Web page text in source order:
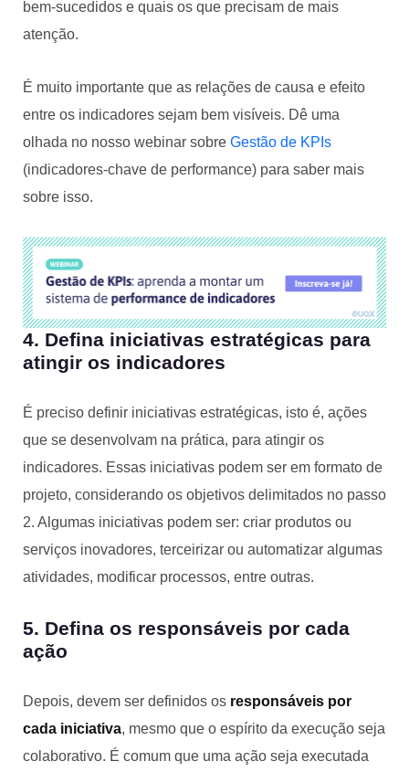
bem-sucedidos e quais os que precisam de mais
atenção.
É muito importante que as relações de causa e efeito
entre os indicadores sejam bem visíveis. Dê uma
olhada no nosso webinar sobre Gestão de KPIs
(indicadores-chave de performance) para saber mais
sobre isso.
4. Defina iniciativas estratégicas para
atingir os indicadores
É preciso definir iniciativas estratégicas, isto é, ações
que se desenvolvam na prática, para atingir os
indicadores. Essas iniciativas podem ser em formato de
projeto, considerando os objetivos delimitados no passo
2. Algumas iniciativas podem ser: criar produtos ou
serviços inovadores, terceirizar ou automatizar algumas
atividades, modificar processos, entre outras.
5. Defina os responsáveis por cada
ação
Depois, devem ser definidos os responsáveis por
cada iniciativa, mesmo que o espírito da execução seja
colaborativo. É comum que uma ação seja executada